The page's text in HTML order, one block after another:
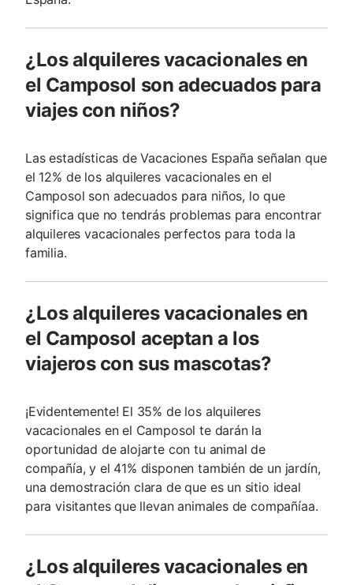
¿Los alquileres vacacionales en
el Camposol son adecuados para
viajes con niños?
Las estadísticas de Vacaciones España señalan que
el 12% de los alquileres vacacionales en el
Camposol son adecuados para niños, lo que
significa que no tendrás problemas para encontrar
alquileres vacacionales perfectos para toda la
familia.
¿Los alquileres vacacionales en
el Camposol aceptan a los
viajeros con sus mascotas?
¡Evidentemente! El 35% de los alquileres
vacacionales en el Camposol te darán la
oportunidad de alojarte con tu animal de
compañía, y el 41% disponen también de un jardín,
una demostración clara de que es un sitio ideal
para visitantes que llevan animales de compañía­a.
¿Los alquileres vacacionales en